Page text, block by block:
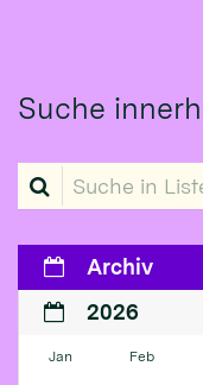
Suche
Suche in Liste
Archiv
2026
Jan Feb